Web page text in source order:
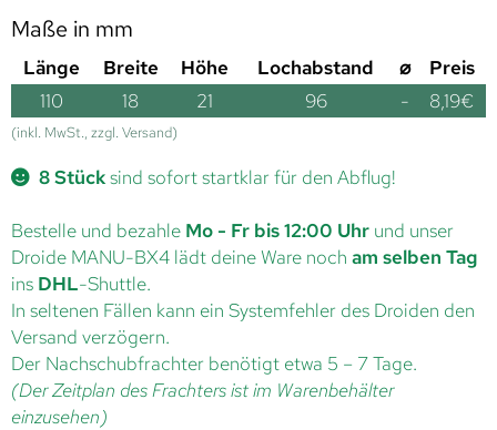
Maße in mm
Länge Breite Höhe Lochabstand ⌀
Preis
110
18 21 96 - 8,19€
(inkl. MwSt., zzgl. Versand)
8 Stücksind sofort startklar für den Abflug!
Bestelle und bezahle Mo - Fr bis 12:00 Uhr und unser
Droide MANU-BX4 lädt deine Ware noch am selben Tag
ins DHL-Shuttle.
In seltenen Fällen kann ein Systemfehler des Droiden den
Versand verzögern.
Der Nachschubfrachter benötigt etwa 5 – 7 Tage.
(Der Zeitplan des Frachters ist im Warenbehälter
einzusehen)